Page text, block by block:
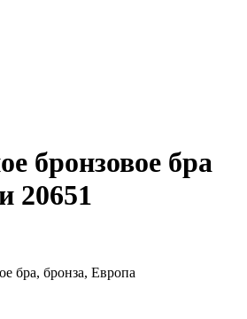
бронзовое бра
20651
бра, бронза, Европа